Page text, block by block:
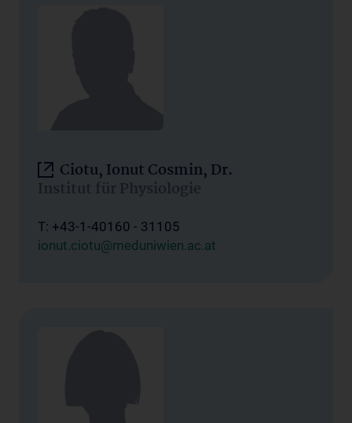
Ciotu, Ionut Cosmin, Dr.
Institut für Physiologie
T: +43-1-40160 - 31105
ionut.ciotu@meduniwien.ac.at